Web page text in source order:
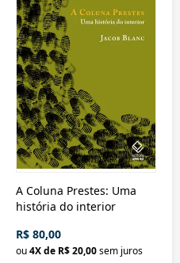
A Coluna Prestes: Uma
história do interior
R$ 80,00
ou4X de R$ 20,00sem juros